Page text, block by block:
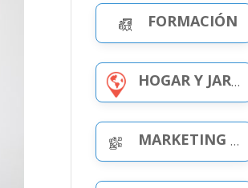
FORMACIÓN
HOGAR Y JARDÍN
MARKETING Y PUBLICIDAD